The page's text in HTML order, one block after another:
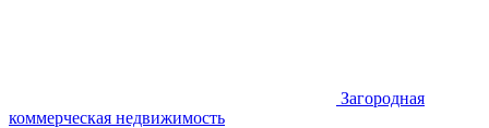
Загородная
коммерческая недвижимость